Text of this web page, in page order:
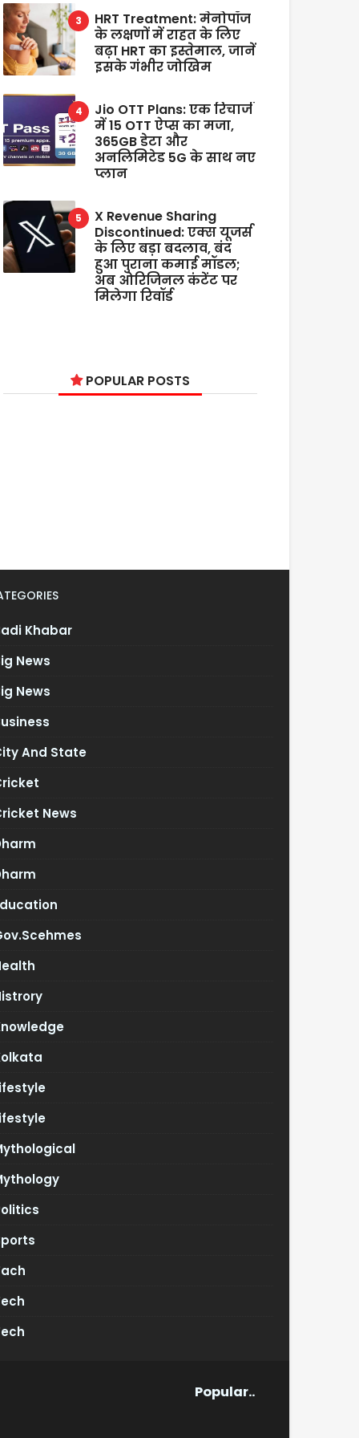
HRT Treatment: मेनोपॉज
के लक्षणों में राहत के लिए
बढ़ा HRT का इस्तेमाल, जानें
इसके गंभीर जोखिम
Jio OTT Plans: एक रिचार्ज
में 15 OTT ऐप्स का मजा,
365GB डेटा और
अनलिमिटेड 5G के साथ नए
प्लान
X Revenue Sharing
Discontinued: एक्स यूजर्स
के लिए बड़ा बदलाव, बंद
हुआ पुराना कमाई मॉडल;
अब ओरिजिनल कंटेंट पर
मिलेगा रिवॉर्ड
POPULAR POSTS
Khabar
News
News
And State
News
Popular..